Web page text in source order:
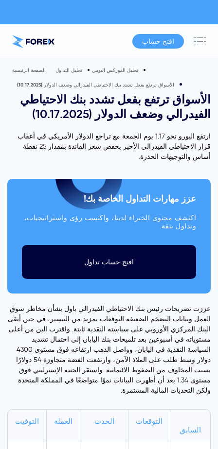
افتح حساب
الصفحة الرئيسية تحليل التداول تحليل الفوركس اليومي
الأسواق ترتفع بفعل تشدد بنك الاحتياطي الفيدرالي وضعف الدولار (10.17.2025)
الأسواق ترتفع بفعل تشدد بنك الاحتياطي
الفيدرالي وضعف الدولار (10.17.2025)
ارتفع اليورو نحو 1.17 يوم الجمعة مع تراجع الدولار الأمريكي في أعقاب
قرار الاحتياطي الفيدرالي الأخير بخفض سعر الفائدة بمقدار 25 نقطة
أساس والتوجيهات الحذرة.
عزز مهارات التداول الخاصة بك!
اكتشف محتوى الخبراء لدينا، واكتسب رؤى واستراتيجيات،
وتداول بثقة.
افتح حساب تداول
عززت تصريحات رئيس بنك الاحتياطي الفيدرالي باول بشأن مخاطر سوق
العمل وبيانات التضخم الضعيفة التوقعات بمزيد من التيسير، في حين أبقى
البنك المركزي الأوروبي على سياسته النقدية ثابتة. واقترب الين من أعلى
مستوياته في أسبوعين بعد تلميحات بنك اليابان إلى احتمال تشديد
السياسة النقدية في اليابان، وواصل الذهب ارتفاعه فوق مستوى 4300
دولار وسط طلب على الملاذ الآمن، وارتفعت الفضة متجاوزة 54 دولارًا
بسبب المخاوف من الضغوط الائتمانية. واستقر الجنيه الإسترليني فوق
مستوى 1.34 بعد أن أظهرت البيانات نموًا متواضعًا في المملكة المتحدة
ولكن التحديات المالية المستمرة.
التوقيت العملة الحدث
التوقعات